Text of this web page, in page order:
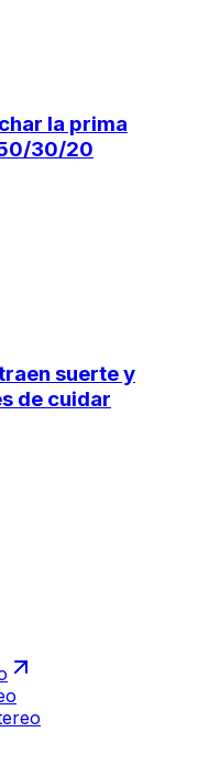
la prima
30/20
suerte y
de cuidar